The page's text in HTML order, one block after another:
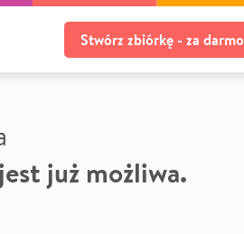
Stwórz zbiórkę - za darmo
już możliwa.